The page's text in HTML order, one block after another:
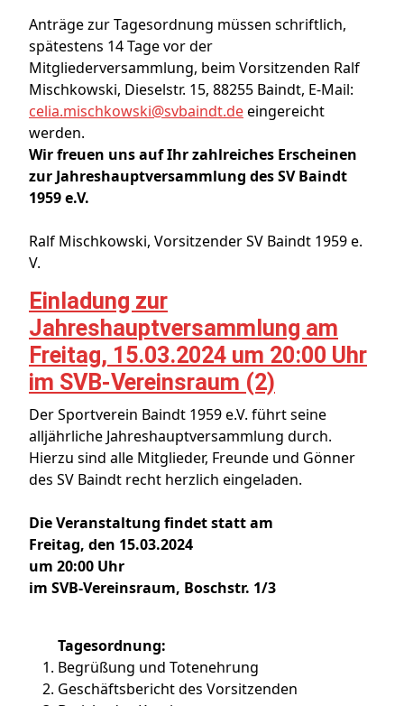
Anträge zur Tagesordnung müssen schriftlich,
spätestens 14 Tage vor der
Mitgliederversammlung, beim Vorsitzenden Ralf
Mischkowski, Dieselstr. 15, 88255 Baindt, E-Mail:
celia.mischkowski@svbaindt.deeingereicht
werden.
Wir freuen uns auf Ihr zahlreiches Erscheinen
zur Jahreshauptversammlung des SV Baindt
1959 e.V.
Ralf Mischkowski, Vorsitzender SV Baindt 1959 e.
V.
Einladung zur
Jahreshauptversammlung am
Freitag, 15.03.2024 um 20:00 Uhr
im SVB-Vereinsraum (2)
Der Sportverein Baindt 1959 e.V. führt seine
alljährliche Jahreshauptversammlung durch.
Hierzu sind alle Mitglieder, Freunde und Gönner
des SV Baindt recht herzlich eingeladen.
Die Veranstaltung findet statt am
Freitag, den 15.03.2024
um 20:00 Uhr
im SVB-Vereinsraum, Boschstr. 1/3
Tagesordnung:
Begrüßung und Totenehrung
Geschäftsbericht des Vorsitzenden